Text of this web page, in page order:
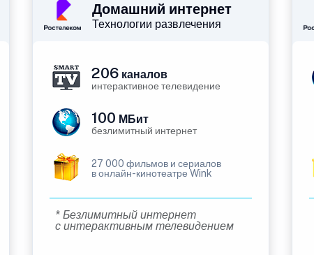
Домашний интернет
Технологии развлечения
206 каналов
интерактивное телевидение
100 МБит
безлимитный интернет
27 000 фильмов и сериалов
в онлайн-кинотеатре Wink
* Безлимитный интернет
с интерактивным телевидением